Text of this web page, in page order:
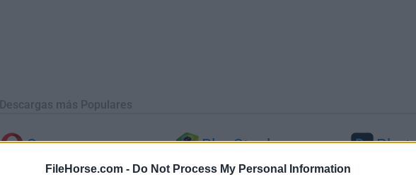
FileHorse.com - Do Not Process My Personal Information
Descargas más Populares
Opera
Opera 134.0 Build 5954.46 (64-bit...
BlueStacks
BlueStacks 10.42.251.1003 Adobe